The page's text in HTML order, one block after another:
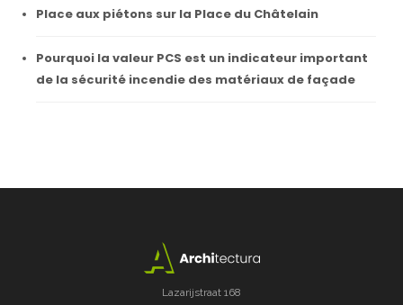
Place aux piétons sur la Place du Châtelain
Pourquoi la valeur PCS est un indicateur important
de la sécurité incendie des matériaux de façade
Lazarijstraat 168